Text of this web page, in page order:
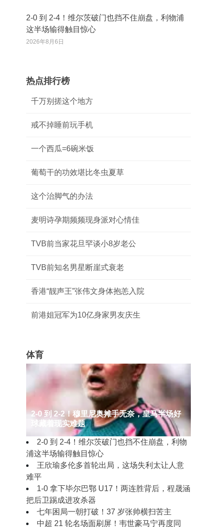
2‑0 到 2‑4！维尔茨破门也挡不住崩盘，利物浦
这半场输得触目惊心
2026年8月6日
热点排行榜
千万别搓这个地方
戒不掉睡前玩手机
一个西瓜=6碗米饭
葡萄干的功效堪比冬虫夏草
这个治脚气的办法
麦明诗孕期频频现身派对心情佳
TVB前当家花旦罕谈小8岁老公
TVB前知名男星断崖式衰老
香港“靓声王”张伟文身体抱恙入院
前港姐冠军为10亿身家男友庆生
体育
2‑0 到 2‑2！穆里尼奥摊手无奈，皇马半场好
球藏着现实难题
2‑0 到 2‑4！维尔茨破门也挡不住崩盘，利物
浦这半场输得触目惊心
王欣瑜多伦多首轮出局，这场失利太让人意
难平
1‑0 拿下毕尔巴鄂 U17！两连胜背后，程晟涵
把后卫踢成进攻杀器
七年困局一朝打破！37 岁张帅横扫苦主
中超 21 轮名场面刷屏！韦世豪马宁再度同